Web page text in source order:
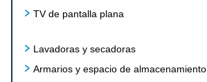
TV de pantalla plana
Lavadoras y secadoras
Armarios y espacio de almacenamiento